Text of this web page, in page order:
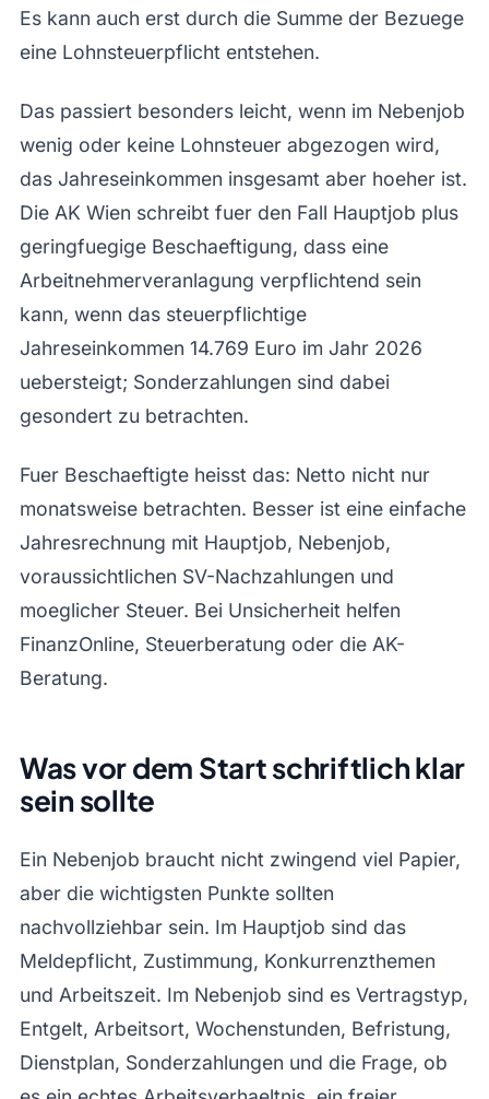
Es kann auch erst durch die Summe der Bezuege
eine Lohnsteuerpflicht entstehen.
Das passiert besonders leicht, wenn im Nebenjob
wenig oder keine Lohnsteuer abgezogen wird,
das Jahreseinkommen insgesamt aber hoeher ist.
Die AK Wien schreibt fuer den Fall Hauptjob plus
geringfuegige Beschaeftigung, dass eine
Arbeitnehmerveranlagung verpflichtend sein
kann, wenn das steuerpflichtige
Jahreseinkommen 14.769 Euro im Jahr 2026
uebersteigt; Sonderzahlungen sind dabei
gesondert zu betrachten.
Fuer Beschaeftigte heisst das: Netto nicht nur
monatsweise betrachten. Besser ist eine einfache
Jahresrechnung mit Hauptjob, Nebenjob,
voraussichtlichen SV-Nachzahlungen und
moeglicher Steuer. Bei Unsicherheit helfen
FinanzOnline, Steuerberatung oder die AK-
Beratung.
Was vor dem Start schriftlich klar
sein sollte
Ein Nebenjob braucht nicht zwingend viel Papier,
aber die wichtigsten Punkte sollten
nachvollziehbar sein. Im Hauptjob sind das
Meldepflicht, Zustimmung, Konkurrenzthemen
und Arbeitszeit. Im Nebenjob sind es Vertragstyp,
Entgelt, Arbeitsort, Wochenstunden, Befristung,
Dienstplan, Sonderzahlungen und die Frage, ob